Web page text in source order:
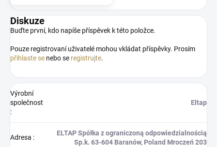
Diskuze
Buďte první, kdo napíše příspěvek k této položce.
Pouze registrovaní uživatelé mohou vkládat příspěvky. Prosím
přihlaste se nebo se registrujte.
Výrobní
společnost
:
Eltap
Adresa :
ELTAP Spółka z ograniczoną odpowiedzialnością
Sp.k. 63-604 Baranów, Poland Mroczeń 203